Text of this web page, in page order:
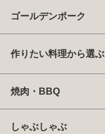
ゴールデンポーク
作りたい料理から選ぶ
焼肉・BBQ
しゃぶしゃぶ